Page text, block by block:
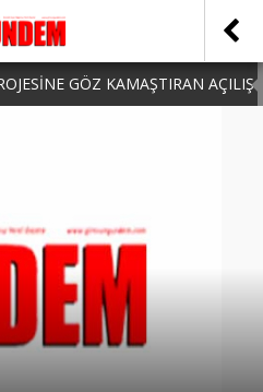
GÖZ KAMAŞTIRAN AÇILIŞ
GÖRÜNCE GÖZLERİM DOLDU